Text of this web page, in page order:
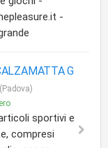
-
G
sportivi e
compresi